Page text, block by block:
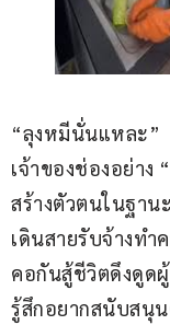
“ลุงหมีนั่นแหละ”
เจ้าของช่องอย่าง
สร้างตัวตนในฐาน
เดินสายรับจ้างท
คอกันสู้ชีวิตดึงดูด
รู้สึกอยากสนับสนุ